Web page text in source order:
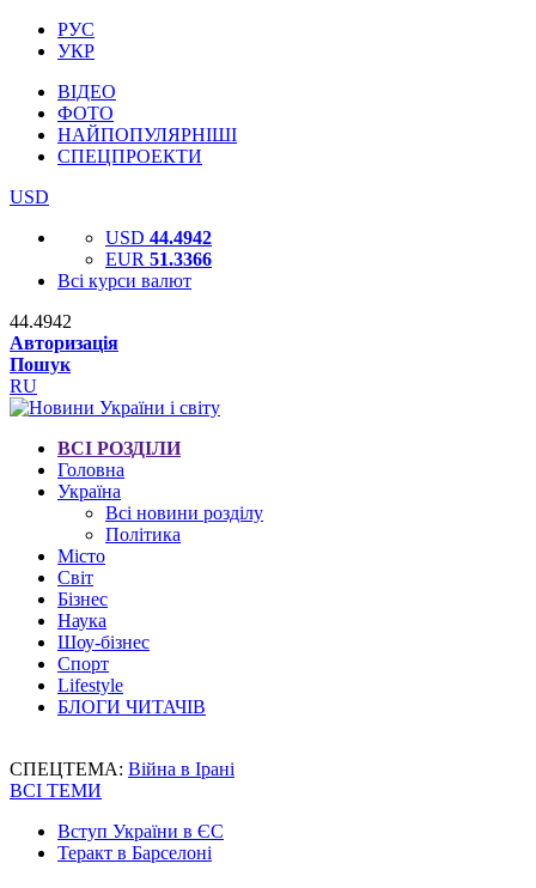
РУС
УКР
ВІДЕО
ФОТО
НАЙПОПУЛЯРНІШІ
СПЕЦПРОЕКТИ
USD
USD 44.4942
EUR 51.3366
Всі курси валют
44.4942
Авторизація
Пошук
RU
ВСІ РОЗДІЛИ
Головна
Україна
Всі новини розділу
Політика
Місто
Світ
Бізнес
Наука
Шоу-бізнес
Спорт
Lifestyle
БЛОГИ ЧИТАЧІВ
СПЕЦТЕМА: Війна в Ірані
ВСІ ТЕМИ
Вступ України в ЄС
Теракт в Барселоні